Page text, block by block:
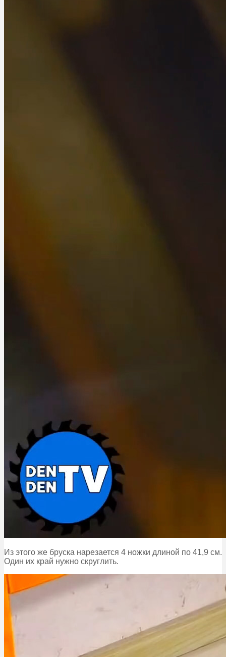
Из этого же бруска нарезается 4 ножки длиной по 41,9 см.
Один их край нужно скруглить.